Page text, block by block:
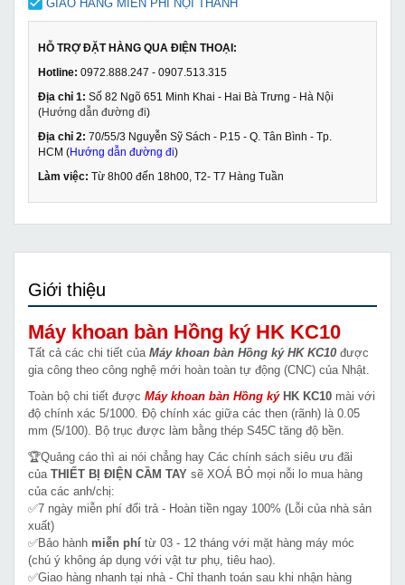
GIAO HÀNG MIỄN PHÍ NỘI THÀNH
HỖ TRỢ ĐẶT HÀNG QUA ĐIỆN THOẠI:
Hotline: 0972.888.247 - 0907.513.315
Địa chỉ 1: Số 82 Ngõ 651 Minh Khai - Hai Bà Trưng - Hà Nội
(Hướng dẫn đường đi)
Địa chỉ 2: 70/55/3 Nguyễn Sỹ Sách - P.15 - Q. Tân Bình - Tp.
HCM (Hướng dẫn đường đi)
Làm việc: Từ 8h00 đến 18h00, T2- T7 Hàng Tuần
Giới thiệu
Máy khoan bàn Hồng ký HK KC10
Tất cả các chi tiết của Máy khoan bàn Hồng ký HK KC10 được
gia công theo công nghệ mới hoàn toàn tự động (CNC) của Nhật.
Toàn bộ chi tiết được Máy khoan bàn Hồng ký HK KC10 mài với
độ chính xác 5/1000. Độ chính xác giữa các then (rãnh) là 0.05
mm (5/100). Bộ trục được làm bằng thép S45C tăng độ bền.
🏆Quảng cáo thì ai nói chẳng hay Các chính sách siêu ưu đãi
của THIẾT BỊ ĐIỆN CẦM TAY sẽ XOÁ BỎ mọi nỗi lo mua hàng
của các anh/chị:
✅7 ngày miễn phí đổi trả - Hoàn tiền ngay 100% (Lỗi của nhà sản
xuất)
✅Bảo hành miễn phí từ 03 - 12 tháng với mặt hàng máy móc
(chú ý không áp dụng với vật tư phụ, tiêu hao).
✅Giao hàng nhanh tại nhà - Chỉ thanh toán sau khi nhận hàng